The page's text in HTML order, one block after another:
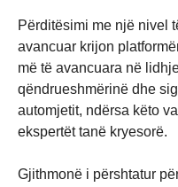
Përditësimi me një nivel
avancuar krijon
më të avancuara në
qëndrueshmërinë dhe
automjetit, ndërsa këto
ekspertët tanë kryesorë.
Gjithmonë i përshtatur